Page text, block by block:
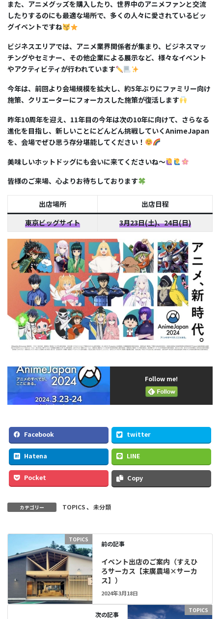
また、アニメグッズを購入したり、世界中のアニメファンと交流
したりするのにも最適な場所で、多くの人々に愛されているビッ
グイベントですね
ビジネスエリアでは、アニメ業界関係者が集まり、ビジネスマッ
チングやセミナー、その他企業による展示など、様々なイベント
やアクティビティが行われています
今年は、前回より会場規模を拡大し、約5年ぶりにファミリー向け
施策、クリエーターにフォーカスした施策が復活します
昨年10周年を迎え、 11年目の今年は次の10年に向けて、さらなる
進化を目指し、新しいことにどんどん挑戦していく AnimeJapan
を、会場でぜひ思う存分堪能してください！
美味しいホットドッグにも会いに来てくださいね〜
皆様のご来場、心よりお待ちしております
出店場所
出店日程
東京ビッグサイト
3月23日(土)、24日(日)
Follow me!
Facebook twitter
Hatena LINE
Pocket Copy
カテゴリー TOPICS、 未分類
TOPICS
前の記事
イベント出店のご案内（すえひ
ろサーカス【末廣農場×サーカ
ス】）
2024年3月18日
TOPICS
次の記事